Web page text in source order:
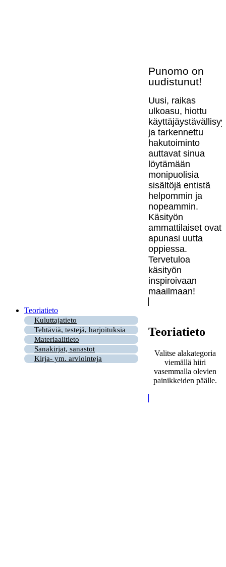
Punomo on
uudistunut!
Uusi, raikas
ulkoasu, hiottu
ja tarkennettu
hakutoiminto
auttavat sinua
löytämään
monipuolisia
sisältöjä entistä
helpommin ja
nopeammin.
Käsityön
ammattilaiset ovat
apunasi uutta
oppiessa.
Tervetuloa
käsityön
inspiroivaan
maailmaan!
Teoriatieto
Kuluttajatieto
Tehtäviä, testejä, harjoituksia
Materiaalitieto
Sanakirjat, sanastot
Kirja- ym. arviointeja
Teoriatieto
Valitse alakategoria
viemällä hiiri
vasemmalla olevien
painikkeiden päälle.